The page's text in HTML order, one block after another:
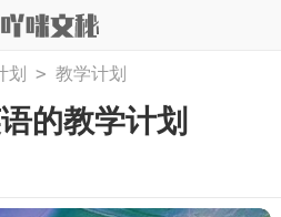
划 > 教学计划
的教学计划